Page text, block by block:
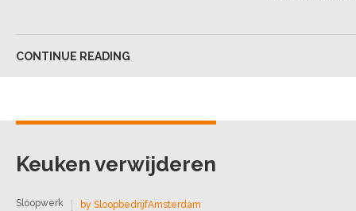
CONTINUE READING
Keuken verwijderen
by SloopbedrijfAmsterdam
Sloopwerk